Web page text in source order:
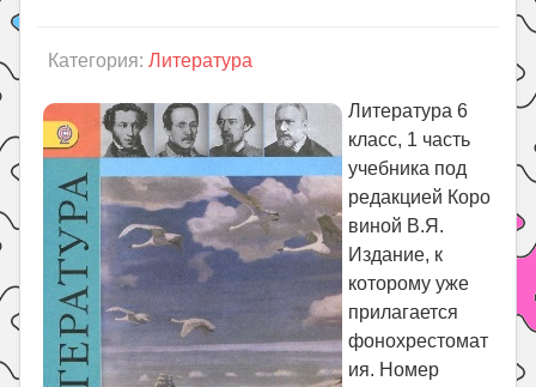
Праздники
Психология
Летом!
Поиск
Категория:Литература
Литература 6
класc, 1 часть
учебника под
редакцией Коро
виной В.Я.
Издание, к
которому уже
прилагается
фонохрестомат
ия. Номер